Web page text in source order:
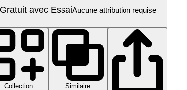
Gratuit avec EssaiAucune attribution requise
Collection
Similaire